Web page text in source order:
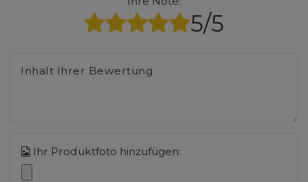
5/5
Inhalt Ihrer Bewertung
Ihr Produktfoto hinzufügen: